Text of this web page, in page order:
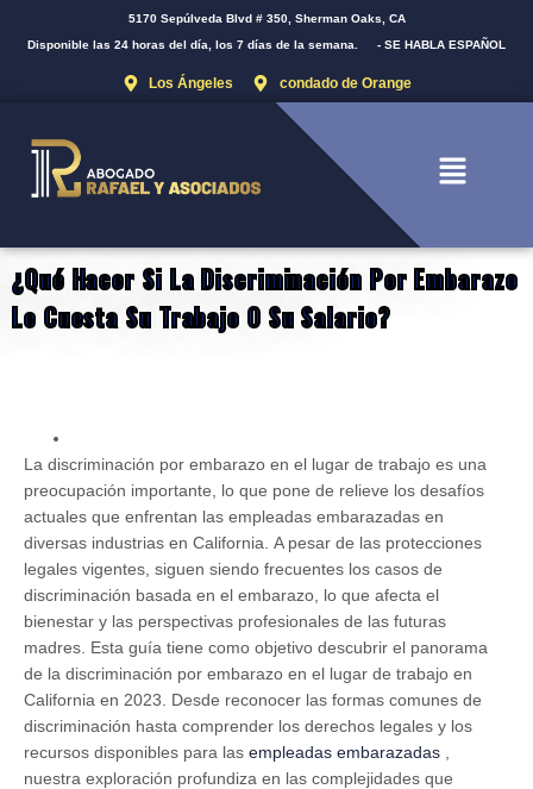
5170 Sepúlveda Blvd # 350, Sherman Oaks, CA
Disponible las 24 horas del día, los 7 días de la semana.
- SE HABLA ESPAÑOL
Los Ángeles condado de Orange
¿Qué Hacer Si La Discriminación Por Embarazo
Le Cuesta Su Trabajo O Su Salario?
La discriminación por embarazo en el lugar de trabajo es una
preocupación importante, lo que pone de relieve los desafíos
actuales que enfrentan las empleadas embarazadas en
diversas industrias en California. A pesar de las protecciones
legales vigentes, siguen siendo frecuentes los casos de
discriminación basada en el embarazo, lo que afecta el
bienestar y las perspectivas profesionales de las futuras
madres. Esta guía tiene como objetivo descubrir el panorama
de la discriminación por embarazo en el lugar de trabajo en
California en 2023. Desde reconocer las formas comunes de
discriminación hasta comprender los derechos legales y los
recursos disponibles para las empleadas embarazadas
nuestra exploración profundiza en las complejidades que